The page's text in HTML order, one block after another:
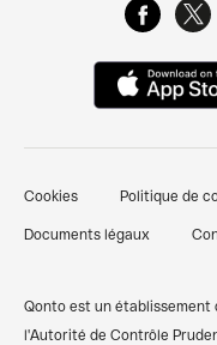
Cartes Business
Gestion des
Pré-comptabilité
Financements et
Compte pro auto-
Centre de ressources
Attestation de
Comparer les
Qonto vs Shine
FAQ & Support
Qonto Avis
Nous contacter
Témoignages
Finpal - Notre
Recommander Qonto
Plan du site
Cookies Politique de
Documents légaux
Qonto est un établissement
l'Autorité de Contrôle